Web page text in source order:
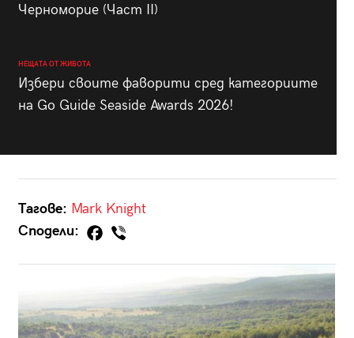
Черноморие (Част II)
НЕЩАТА ОТ ЖИВОТА
Избери своите фаворити сред категориите
на Go Guide Seaside Awards 2026!
Тагове: Mark Knight
Сподели: